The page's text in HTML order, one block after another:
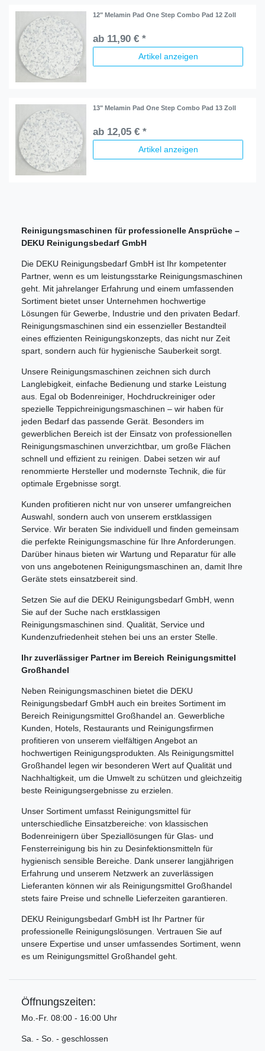
12" Melamin Pad One Step Combo Pad 12 Zoll
ab 11,90 € *
Artikel anzeigen
13" Melamin Pad One Step Combo Pad 13 Zoll
ab 12,05 € *
Artikel anzeigen
Reinigungsmaschinen für professionelle Ansprüche –
DEKU Reinigungsbedarf GmbH
Die DEKU Reinigungsbedarf GmbH ist Ihr kompetenter
Partner, wenn es um leistungsstarke Reinigungsmaschinen
geht. Mit jahrelanger Erfahrung und einem umfassenden
Sortiment bietet unser Unternehmen hochwertige
Lösungen für Gewerbe, Industrie und den privaten Bedarf.
Reinigungsmaschinen sind ein essenzieller Bestandteil
eines effizienten Reinigungskonzepts, das nicht nur Zeit
spart, sondern auch für hygienische Sauberkeit sorgt.
Unsere Reinigungsmaschinen zeichnen sich durch
Langlebigkeit, einfache Bedienung und starke Leistung
aus. Egal ob Bodenreiniger, Hochdruckreiniger oder
spezielle Teppichreinigungsmaschinen – wir haben für
jeden Bedarf das passende Gerät. Besonders im
gewerblichen Bereich ist der Einsatz von professionellen
Reinigungsmaschinen unverzichtbar, um große Flächen
schnell und effizient zu reinigen. Dabei setzen wir auf
renommierte Hersteller und modernste Technik, die für
optimale Ergebnisse sorgt.
Kunden profitieren nicht nur von unserer umfangreichen
Auswahl, sondern auch von unserem erstklassigen
Service. Wir beraten Sie individuell und finden gemeinsam
die perfekte Reinigungsmaschine für Ihre Anforderungen.
Darüber hinaus bieten wir Wartung und Reparatur für alle
von uns angebotenen Reinigungsmaschinen an, damit Ihre
Geräte stets einsatzbereit sind.
Setzen Sie auf die DEKU Reinigungsbedarf GmbH, wenn
Sie auf der Suche nach erstklassigen
Reinigungsmaschinen sind. Qualität, Service und
Kundenzufriedenheit stehen bei uns an erster Stelle.
Ihr zuverlässiger Partner im Bereich Reinigungsmittel
Großhandel
Neben Reinigungsmaschinen bietet die DEKU
Reinigungsbedarf GmbH auch ein breites Sortiment im
Bereich Reinigungsmittel Großhandel an. Gewerbliche
Kunden, Hotels, Restaurants und Reinigungsfirmen
profitieren von unserem vielfältigen Angebot an
hochwertigen Reinigungsprodukten. Als Reinigungsmittel
Großhandel legen wir besonderen Wert auf Qualität und
Nachhaltigkeit, um die Umwelt zu schützen und gleichzeitig
beste Reinigungsergebnisse zu erzielen.
Unser Sortiment umfasst Reinigungsmittel für
unterschiedliche Einsatzbereiche: von klassischen
Bodenreinigern über Speziallösungen für Glas- und
Fensterreinigung bis hin zu Desinfektionsmitteln für
hygienisch sensible Bereiche. Dank unserer langjährigen
Erfahrung und unserem Netzwerk an zuverlässigen
Lieferanten können wir als Reinigungsmittel Großhandel
stets faire Preise und schnelle Lieferzeiten garantieren.
DEKU Reinigungsbedarf GmbH ist Ihr Partner für
professionelle Reinigungslösungen. Vertrauen Sie auf
unsere Expertise und unser umfassendes Sortiment, wenn
es um Reinigungsmittel Großhandel geht.
Öffnungszeiten:
Mo.-Fr. 08:00 - 16:00 Uhr
Sa. - So. - geschlossen